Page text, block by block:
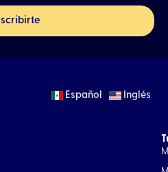
Español Inglés